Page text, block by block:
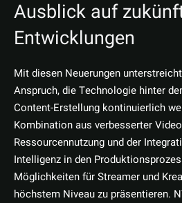
Ausblick auf
Entwicklungen
Mit diesen Neuerungen
Anspruch, die Technologie hinter
Content-Erstellung kontinuierlich
Kombination aus verbesserter
Ressourcennutzung und der
Intelligenz in den
Möglichkeiten für Streamer und
höchstem Niveau zu präsentieren.